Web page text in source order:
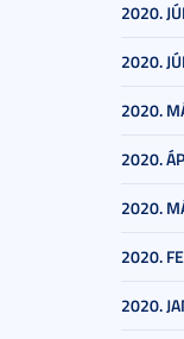
2020.
2020.
2020.
2020.
2020.
2020.
2020.